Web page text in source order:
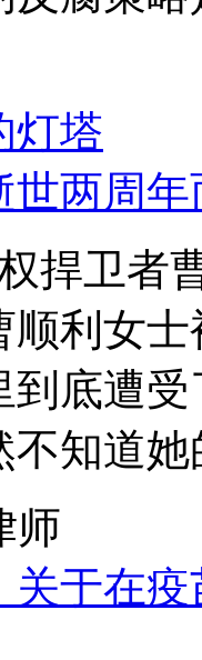
灯塔
两周年
捍卫者
顺利女
到底遭
不知道
师
关于在